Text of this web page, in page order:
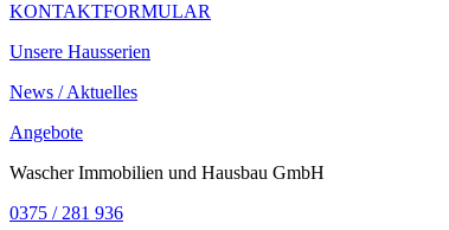
KONTAKTFORMULAR
Unsere Hausserien
News / Aktuelles
Angebote
Wascher Immobilien und Hausbau GmbH
0375 / 281 936